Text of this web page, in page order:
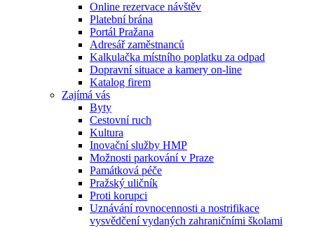
Online rezervace návštěv
Platební brána
Portál Pražana
Adresář zaměstnanců
Kalkulačka místního poplatku za odpad
Dopravní situace a kamery on-line
Katalog firem
Zajímá vás
Byty
Cestovní ruch
Kultura
Inovační služby HMP
Možnosti parkování v Praze
Památková péče
Pražský uličník
Proti korupci
Uznávání rovnocennosti a nostrifikace
vysvědčení vydaných zahraničními školami